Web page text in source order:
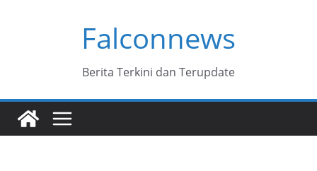
Falconnews
Berita Terkini dan Terupdate